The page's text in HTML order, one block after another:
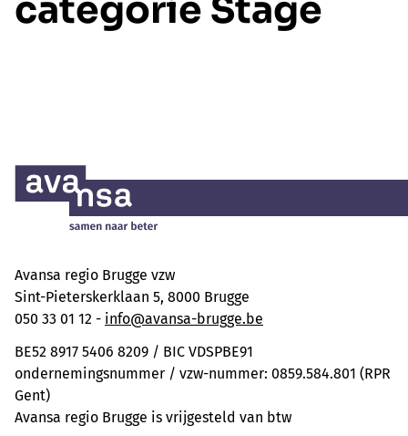
categorie Stage
Avansa regio Brugge vzw
Sint-Pieterskerklaan 5, 8000 Brugge
050 33 01 12 - info@avansa-brugge.be
BE52 8917 5406 8209 / BIC VDSPBE91
ondernemingsnummer / vzw-nummer: 0859.584.801 (RPR
Gent)
Avansa regio Brugge is vrijgesteld van btw